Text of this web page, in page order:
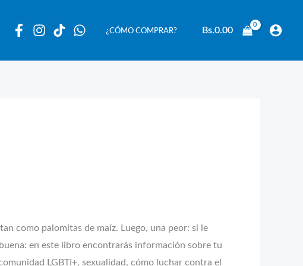
¿CÓMO COMPRAR? Bs.0.00
como palomitas de maíz. Luego, una peor: si le
en este libro encontrarás información sobre tu
LGBTI+, sexualidad, cómo luchar contra el